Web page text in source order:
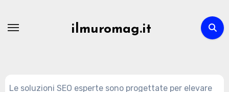
ilmuromag.it
Le soluzioni SEO esperte sono progettate per elevare